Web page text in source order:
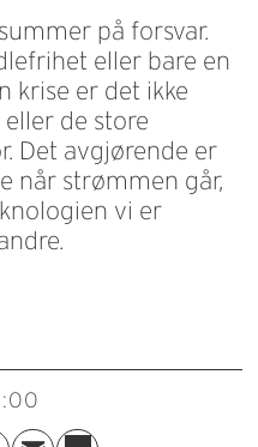
på forsvar.
eller bare en
krise er det ikke
de store
Det avgjørende er
når strømmen går,
vi er